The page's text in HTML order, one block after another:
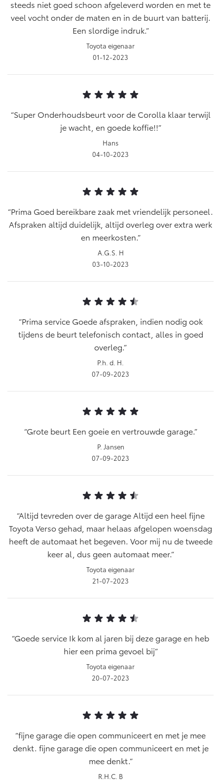
steeds niet goed schoon afgeleverd worden en met te
veel vocht onder de maten en in de buurt van batterij.
Een slordige indruk.
Toyota eigenaar
01-12-2023
Super Onderhoudsbeurt voor de Corolla klaar terwijl
je wacht, en goede koffie!!
Hans
04-10-2023
Prima Goed bereikbare zaak met vriendelijk personeel.
Afspraken altijd duidelijk, altijd overleg over extra werk
en meerkosten.
A.G.S. H
03-10-2023
Prima service Goede afspraken, indien nodig ook
tijdens de beurt telefonisch contact, alles in goed
overleg.
P.h. d. H.
07-09-2023
Grote beurt Een goeie en vertrouwde garage.
P. Jansen
07-09-2023
Altijd tevreden over de garage Altijd een heel fijne
Toyota Verso gehad, maar helaas afgelopen woensdag
heeft de automaat het begeven. Voor mij nu de tweede
keer al, dus geen automaat meer.
Toyota eigenaar
21-07-2023
Goede service Ik kom al jaren bij deze garage en heb
hier een prima gevoel bij
Toyota eigenaar
20-07-2023
fijne garage die open communiceert en met je mee
denkt. fijne garage die open communiceert en met je
mee denkt.
R.H.C. B